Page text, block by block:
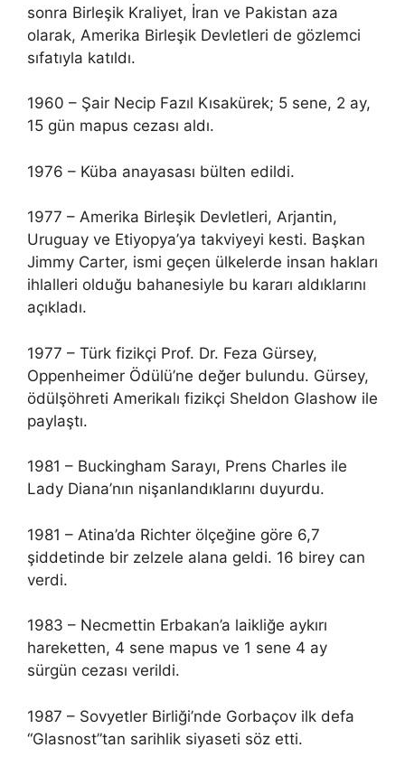
sonra Birleşik Kraliyet, İran ve Pakistan aza
olarak, Amerika Birleşik Devletleri de gözlemci
sıfatıyla katıldı.
1960 – Şair Necip Fazıl Kısakürek; 5 sene, 2 ay,
15 gün mapus cezası aldı.
1976 – Küba anayasası bülten edildi.
1977 – Amerika Birleşik Devletleri, Arjantin,
Uruguay ve Etiyopya’ya takviyeyi kesti. Başkan
Jimmy Carter, ismi geçen ülkelerde insan hakları
ihlalleri olduğu bahanesiyle bu kararı aldıklarını
açıkladı.
1977 – Türk fizikçi Prof. Dr. Feza Gürsey,
Oppenheimer Ödülü’ne değer bulundu. Gürsey,
ödülşöhreti Amerikalı fizikçi Sheldon Glashow ile
paylaştı.
1981 – Buckingham Sarayı, Prens Charles ile
Lady Diana’nın nişanlandıklarını duyurdu.
1981 – Atina’da Richter ölçeğine göre 6,7
şiddetinde bir zelzele alana geldi. 16 birey can
verdi.
1983 – Necmettin Erbakan’a laikliğe aykırı
hareketten, 4 sene mapus ve 1 sene 4 ay
sürgün cezası verildi.
1987 – Sovyetler Birliği’nde Gorbaçov ilk defa
“Glasnost”tan sarihlik siyaseti söz etti.